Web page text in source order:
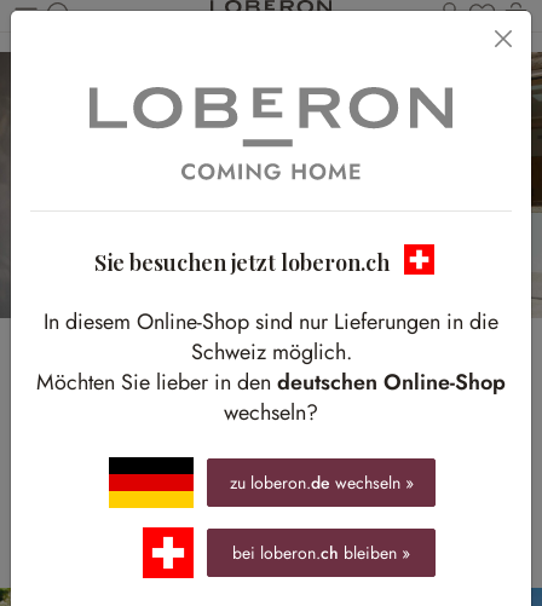
Du
Die Seele baumeln
lassen
Hängende Lounge-Möbel schaffen in Ihrem Outdoor-
Bereich eine Atmosphäre voller Leichtigkeit und
Entspannung
Sie besuchen jetzt loberon.ch
In diesem Online-Shop sind nur Lieferungen in die
Schweiz möglich.
Möchten Sie lieber in den deutschen Online-Shop
wechseln?
zu loberon.de wechseln »
bei loberon.ch bleiben »